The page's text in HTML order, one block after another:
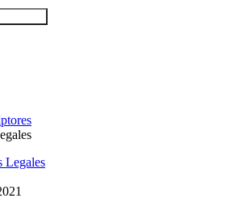
Legales